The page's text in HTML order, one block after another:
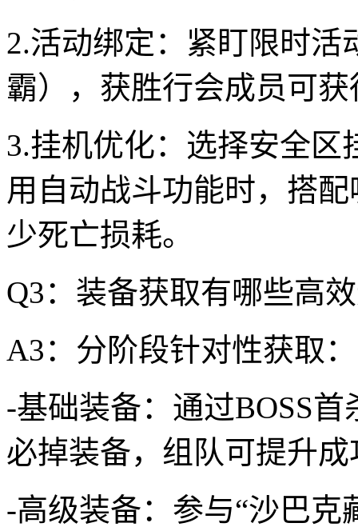
2.活动绑定：紧盯限时活
霸），获胜行会成员可
3.挂机优化：选择安全
用自动战斗功能时，搭
少死亡损耗。
Q3：装备获取有哪些高
A3：分阶段针对性获取：
-基础装备：通过BOSS
必掉装备，组队可提升成
-高级装备：参与“沙巴克